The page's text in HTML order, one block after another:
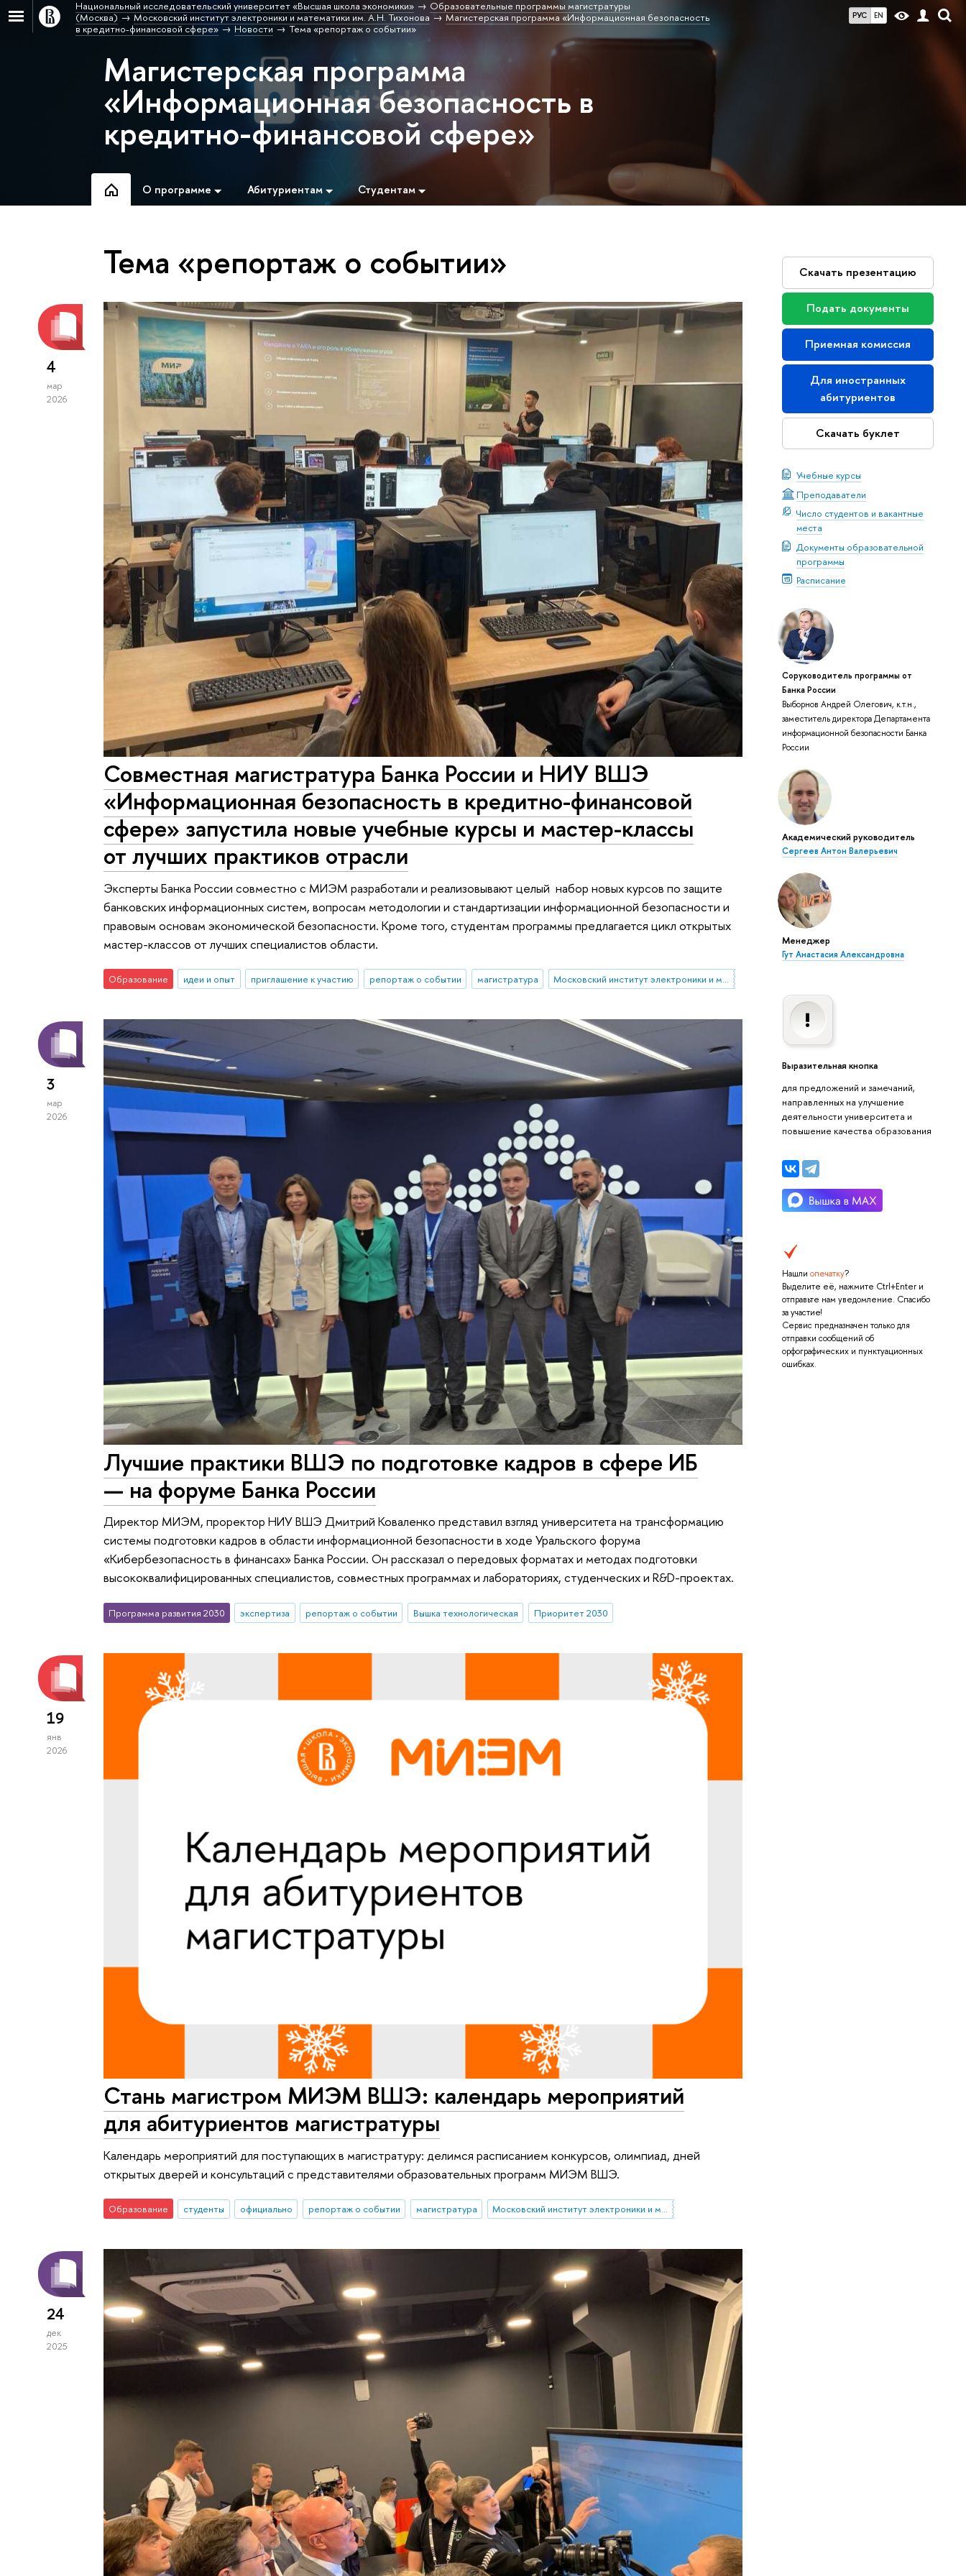
РУС EN
Национальный исследовательский университет «Высшая школа экономики»
Образовательные программы магистратуры
(Москва)
Московский институт электроники и математики им. А.Н. Тихонова
Магистерская программа «Информационная безопасность
в кредитно-финансовой сфере»
Новости Тема «репортаж о событии»
Магистерская программа
«Информационная безопасность в
кредитно-финансовой сфере»
О программе Абитуриентам Студентам
Скачать презентацию
Подать документы
Приемная комиссия
Для иностранных
абитуриентов
Скачать буклет
Учебные курсы
Преподаватели
Число студентов и вакантные
места
Документы образовательной
программы
Расписание
Соруководитель программы от
Банка России
Выборнов Андрей Олегович, к.т.н.,
заместитель директора Департамента
информационной безопасности Банка
России
Академический руководитель
Сергеев Антон Валерьевич
Менеджер
Гут Анастасия Александровна
Выразительная кнопка
для предложений и замечаний,
направленных на улучшение
деятельности университета и
повышение качества образования
Нашли опечатку?
Выделите её, нажмите Ctrl+Enter и
отправьте нам уведомление. Спасибо
за участие!
Сервис предназначен только для
отправки сообщений об
орфографических и пунктуационных
ошибках.
Тема «репортаж о событии»
4
мар
2026
Совместная магистратура Банка России и НИУ ВШЭ
«Информационная безопасность в кредитно-финансовой
сфере» запустила новые учебные курсы и мастер-классы
от лучших практиков отрасли
Эксперты Банка России совместно с МИЭМ разработали и реализовывают целый набор новых курсов по защите
банковских информационных систем, вопросам методологии и стандартизации информационной безопасности и
правовым основам экономической безопасности. Кроме того, студентам программы предлагается цикл открытых
мастер-классов от лучших специалистов области.
Образование идеи и опыт приглашение к участию репортаж о событии магистратура Московский институт электроники и математики им. А.Н. Тихонова
3
мар
2026
Лучшие практики ВШЭ по подготовке кадров в сфере ИБ
— на форуме Банка России
Директор МИЭМ, проректор НИУ ВШЭ Дмитрий Коваленко представил взгляд университета на трансформацию
системы подготовки кадров в области информационной безопасности в ходе Уральского форума
«Кибербезопасность в финансах» Банка России. Он рассказал о передовых форматах и методах подготовки
высококвалифицированных специалистов, совместных программах и лабораториях, студенческих и R&D-проектах.
Программа развития 2030 экспертиза репортаж о событии Вышка технологическая Приоритет 2030
19
янв
2026
Стань магистром МИЭМ ВШЭ: календарь мероприятий
для абитуриентов магистратуры
Календарь мероприятий для поступающих в магистратуру: делимся расписанием конкурсов, олимпиад, дней
открытых дверей и консультаций с представителями образовательных программ МИЭМ ВШЭ.
Образование студенты официально репортаж о событии магистратура Московский институт электроники и математики им. А.Н. Тихонова
24
дек
2025